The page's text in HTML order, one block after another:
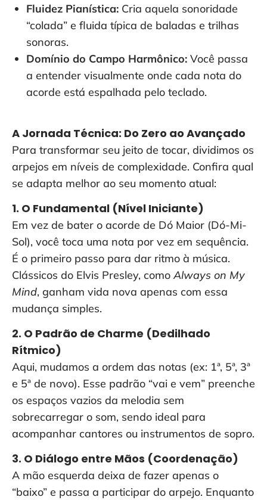
Fluidez Pianística: Cria aquela sonoridade
“colada” e fluida típica de baladas e trilhas
sonoras.
Domínio do Campo Harmônico: Você passa
a entender visualmente onde cada nota do
acorde está espalhada pelo teclado.
A Jornada Técnica: Do Zero ao Avançado
Para transformar seu jeito de tocar, dividimos os
arpejos em níveis de complexidade. Confira qual
se adapta melhor ao seu momento atual:
1. O Fundamental (Nível Iniciante)
Em vez de bater o acorde de Dó Maior (Dó-Mi-
Sol), você toca uma nota por vez em sequência.
É o primeiro passo para dar ritmo à música.
Clássicos do Elvis Presley, comoAlways on My
Mind, ganham vida nova apenas com essa
mudança simples.
2. O Padrão de Charme (Dedilhado
Rítmico)
Aqui, mudamos a ordem das notas (ex: 1ª, 5ª, 3ª
e 5ª de novo). Esse padrão “vai e vem” preenche
os espaços vazios da melodia sem
sobrecarregar o som, sendo ideal para
acompanhar cantores ou instrumentos de sopro.
3. O Diálogo entre Mãos (Coordenação)
A mão esquerda deixa de fazer apenas o
“baixo” e passa a participar do arpejo. Enquanto